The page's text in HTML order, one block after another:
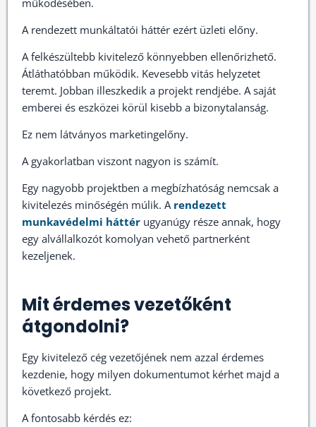
működésében.
A rendezett munkáltatói háttér ezért üzleti előny.
A felkészültebb kivitelező könnyebben ellenőrizhető.
Átláthatóbban működik. Kevesebb vitás helyzetet
teremt. Jobban illeszkedik a projekt rendjébe. A saját
emberei és eszközei körül kisebb a bizonytalanság.
Ez nem látványos marketingelőny.
A gyakorlatban viszont nagyon is számít.
Egy nagyobb projektben a megbízhatóság nemcsak a
kivitelezés minőségén múlik. A rendezett
munkavédelmi háttér ugyanúgy része annak, hogy
egy alvállalkozót komolyan vehető partnerként
kezeljenek.
Mit érdemes vezetőként
átgondolni?
Egy kivitelező cég vezetőjének nem azzal érdemes
kezdenie, hogy milyen dokumentumot kérhet majd a
következő projekt.
A fontosabb kérdés ez: